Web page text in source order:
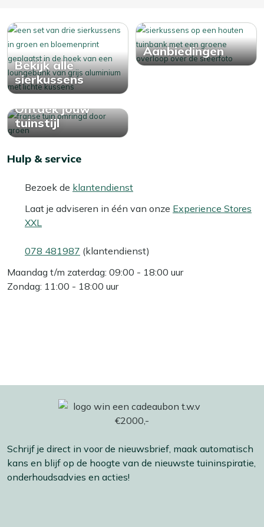
Bekijk alle
sierkussens
Aanbiedingen
Ontdek jouw
tuinstijl
Hulp & service
Bezoek de klantendienst
Laat je adviseren in één van onze Experience Stores
XXL
078 481987 (klantendienst)
Maandag t/m zaterdag: 09:00 - 18:00 uur
Zondag: 11:00 - 18:00 uur
Schrijf je direct in voor de nieuwsbrief, maak automatisch
kans en blijf op de hoogte van de nieuwste tuininspiratie,
onderhoudsadvies en acties!